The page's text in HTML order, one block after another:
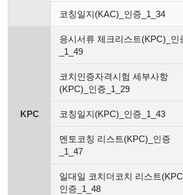
코칭일지(KAC)_인증_1_34
KPC
응시서류 체크리스트(KPC)_인
_1_49
코치인증자격시험 세부사항
(KPC)_인증_1_29
코칭일지(KPC)_인증_1_43
멘토코칭 리스트(KPC)_인증
_1_47
일대일 코치더코치 리스트
인증_1_48